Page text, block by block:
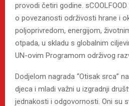
provodi četiri godine.
o povezanosti održivosti hrane i
poljoprivredom, energijom,
otpada, u skladu s globalnim
UN-ovim Programom održivog
Dodjelom nagrada “Otisak srca”
djeca i mladi važni u izgradnji
jednakosti i odgovornosti. Oni su